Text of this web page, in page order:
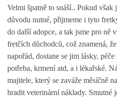
KONTAKT
JAK NÁM POMOCI
NAPSALI O NÁS
Velmi špatně to snáší.. Pokud však
důvodu nutné, přijmeme i tyto
do další adopce, a tak jsme pro
fretčích důchodců, což znamená,
napořád, dostane se jim lásky,
potřeba, krmení atd, a i lékařské.
majitele, který se zaváže měsíčně
hradit veterinární náklady. Smutné